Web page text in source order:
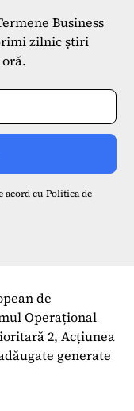
Business
zilnic știri
acord cu Politica de
de
Operațional
2, Acțiunea
generate